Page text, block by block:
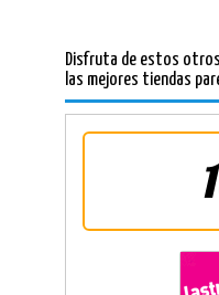
Disfruta de estos
las mejores tiendas